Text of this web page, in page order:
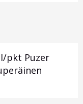
pkt Puzer